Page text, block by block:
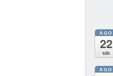
AGO
22
sáb
AGO